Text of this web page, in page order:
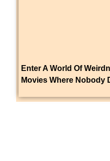
Enter A World Of
Movies Where Nobody